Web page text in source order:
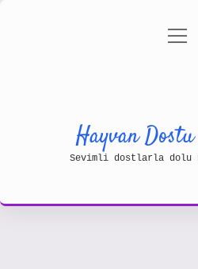
Gizlilik
Hayvan
Sevimli dostlarla